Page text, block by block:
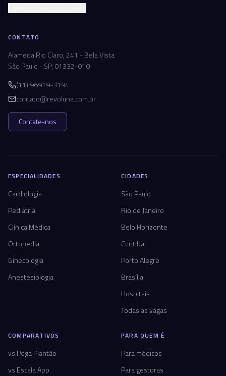
CONTATO
Alameda Rio Claro, 241 - Bela Vista
São Paulo - SP, 01332-010
(11) 96919-3194
contato@revoluna.com.br
Contate-nos
ESPECIALIDADES
Cardiologia
Pediatria
Clínica Médica
Ortopedia
Ginecologia
Anestesiologia
CIDADES
São Paulo
Rio de Janeiro
Belo Horizonte
Curitiba
Porto Alegre
Brasília
Hospitais
Todas as vagas
COMPARATIVOS
vs Pega Plantão
vs Escala App
PARA QUEM É
Para médicos
Para gestoras